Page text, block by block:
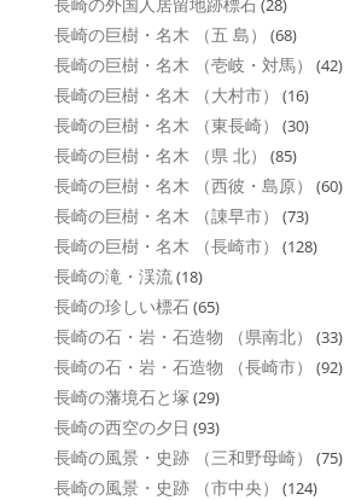
(28)
長崎の巨樹・名木 （五 島） (68)
長崎の巨樹・名木 （壱岐・対馬） (42)
長崎の巨樹・名木 （大村市） (16)
長崎の巨樹・名木 （東長崎） (30)
長崎の巨樹・名木 （県 北） (85)
長崎の巨樹・名木 （西彼・島原） (60)
長崎の巨樹・名木 （諌早市） (73)
長崎の巨樹・名木 （長崎市） (128)
長崎の滝・渓流(18)
長崎の珍しい標石(65)
長崎の石・岩・石造物 （県南北） (33)
長崎の石・岩・石造物 （長崎市） (92)
長崎の藩境石と塚 (29)
長崎の西空の夕日 (93)
長崎の風景・史跡 （三和野母崎） (75)
長崎の風景・史跡 （市中央） (124)